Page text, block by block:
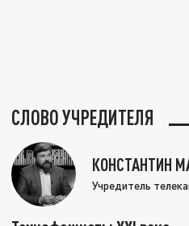
СЛОВО УЧРЕДИТЕЛЯ
КОНСТАНТИН
Учредитель